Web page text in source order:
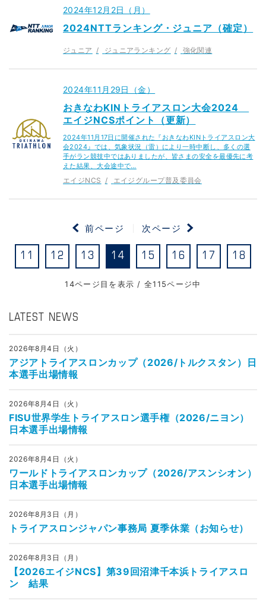
2024年12月2日（月）
2024NTTランキング・ジュニア（確定）
ジュニア ジュニアランキング 強化関連
2024年11月29日（金）
おきなわKINトライアスロン大会2024
エイジNCSポイント（更新）
2024年11月17日に開催された『おきなわKINトライアスロン大
会2024』では、気象状況（雷）により一時中断し、多くの選
手がラン競技中ではありましたが、皆さまの安全を最優先に考
えた結果、大会途中で…
エイジNCS エイジグループ普及委員会
14ページ目を表示 / 全115ページ中
前ページ
11 12 13 14 15 16 17 18
次ページ
LATEST NEWS
2026年8月4日（火）
アジアトライアスロンカップ（2026/トルクスタン）日
本選手出場情報
2026年8月4日（火）
FISU世界学生トライアスロン選手権（2026/ニヨン）
日本選手出場情報
2026年8月4日（火）
ワールドトライアスロンカップ（2026/アスンシオン）
日本選手出場情報
2026年8月3日（月）
トライアスロンジャパン事務局 夏季休業（お知らせ）
2026年8月3日（月）
【2026エイジNCS】第39回沼津千本浜トライアスロ
ン 結果